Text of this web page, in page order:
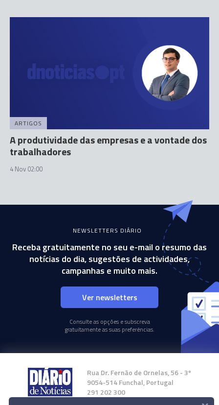
ARTIGOS
A produtividade das empresas e a vontade dos
trabalhadores
4 Nov 02:00
NEWSLETTERS DIÁRIO
Receba gratuitamente no seu e-mail o resumo das
notícias do dia, sugestões de actividades,
campanhas e muito mais.
Ver newsletters
Consulte as opções e subscreva
gratuitamente as suas preferências.
Rua Dr. Fernão de Ornelas, 56 - 3º
9054-514 Funchal, Portugal
291 202 300